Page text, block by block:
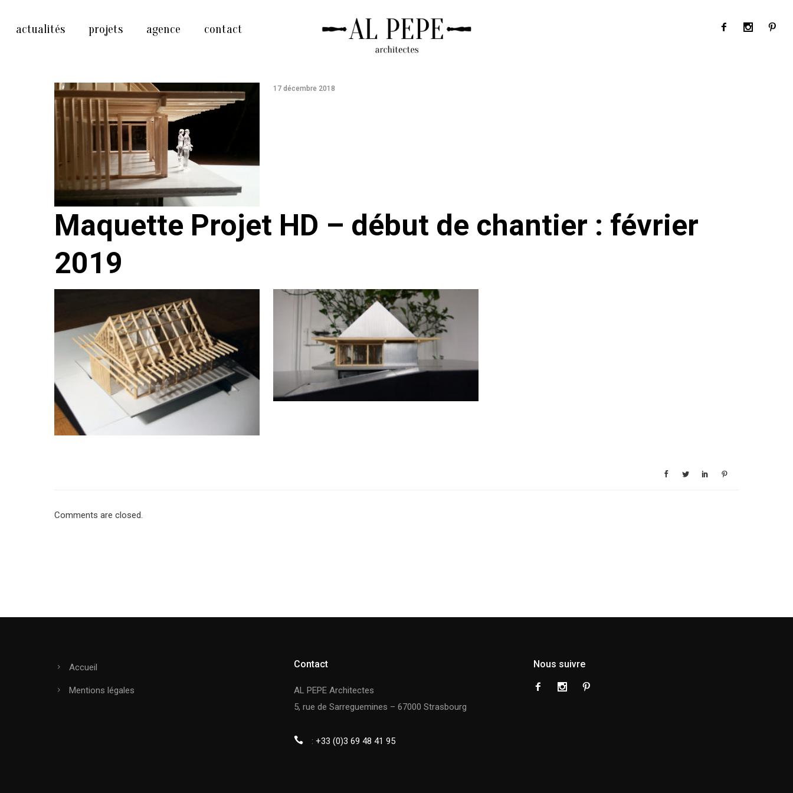
actualités projets agence contact
17 décembre 2018
Maquette Projet HD – début de chantier : février
2019
Comments are closed.
Accueil
Mentions légales
Contact
AL PEPE Architectes
5, rue de Sarreguemines – 67000 Strasbourg
: +33 (0)3 69 48 41 95
Nous suivre